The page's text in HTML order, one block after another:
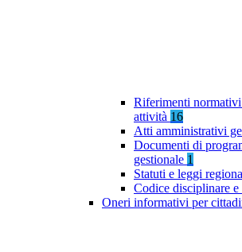
Riferimenti
attività 16
Atti amministrativi
Documenti di
gestionale 1
Statuti e leggi
Codice disciplinare
Oneri informativi per